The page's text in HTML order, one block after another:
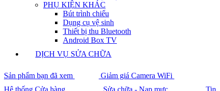
PHỤ KIỆN KHÁC
Bút trình chiếu
Dụng cụ vệ sinh
Thiết bị thu Bluetooth
Android Box TV
DỊCH VỤ SỬA CHỮA
Sản phẩm bạn đã xem
Giảm giá Camera WiFi
Hệ thống Cửa hàng
Sửa chữa - Nạp mực
Tin